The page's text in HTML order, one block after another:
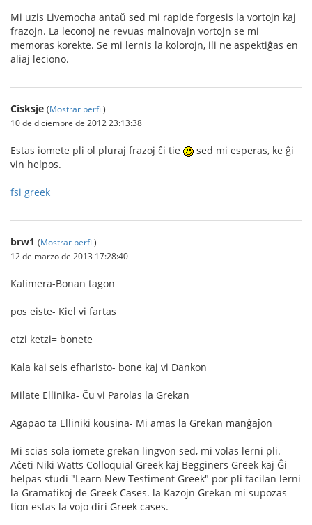
Mi uzis Livemocha antaŭ sed mi rapide forgesis la vortojn kaj
frazojn. La leconoj ne revuas malnovajn vortojn se mi
memoras korekte. Se mi lernis la kolorojn, ili ne aspektiĝas en
aliaj leciono.
Cisksje (Mostrar perfil)
10 de diciembre de 2012 23:13:38
Estas iomete pli ol pluraj frazoj ĉi tie
sed mi esperas, ke ĝi
vin helpos.
fsi greek
brw1 (Mostrar perfil)
12 de marzo de 2013 17:28:40
Kalimera-Bonan tagon
pos eiste- Kiel vi fartas
etzi ketzi= bonete
Kala kai seis efharisto- bone kaj vi Dankon
Milate Ellinika- Ĉu vi Parolas la Grekan
Agapao ta Elliniki kousina- Mi amas la Grekan manĝaĵon
Mi scias sola iomete grekan lingvon sed, mi volas lerni pli.
Aĉeti Niki Watts Colloquial Greek kaj Begginers Greek kaj Ĝi
helpas studi "Learn New Testiment Greek" por pli facilan lerni
la Gramatikoj de Greek Cases. la Kazojn Grekan mi supozas
tion estas la vojo diri Greek cases.